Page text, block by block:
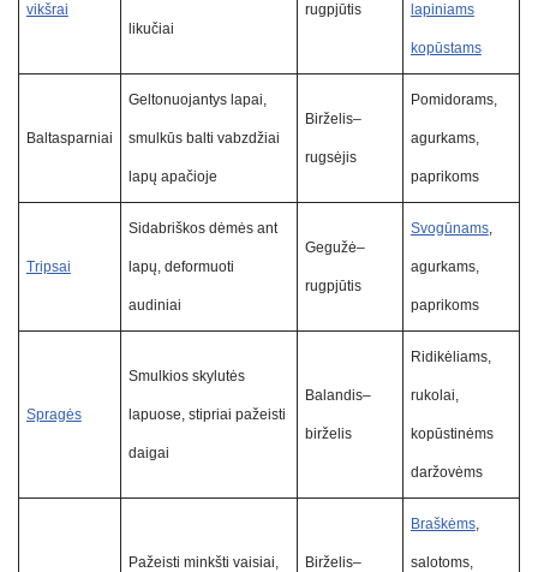
vikšrai
likučiai
rugpjūtis lapiniams
kopūstams
Baltasparniai
Geltonuojantys lapai,
smulkūs balti vabzdžiai
lapų apačioje
Birželis–
rugsėjis
Pomidorams,
agurkams,
paprikoms
Tripsai
Sidabriškos dėmės ant
lapų, deformuoti
audiniai
Gegužė–
rugpjūtis
Svogūnams,
agurkams,
paprikoms
Spragės
Smulkios skylutės
lapuose, stipriai pažeisti
daigai
Balandis–
birželis
Ridikėliams,
rukolai,
kopūstinėms
daržovėms
Pažeisti minkšti vaisiai, Birželis–
Braškėms,
salotoms,